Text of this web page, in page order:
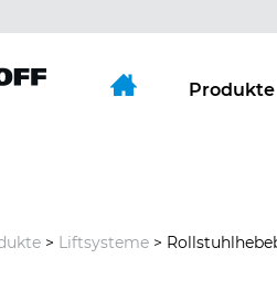
Produkte
> Liftsysteme >